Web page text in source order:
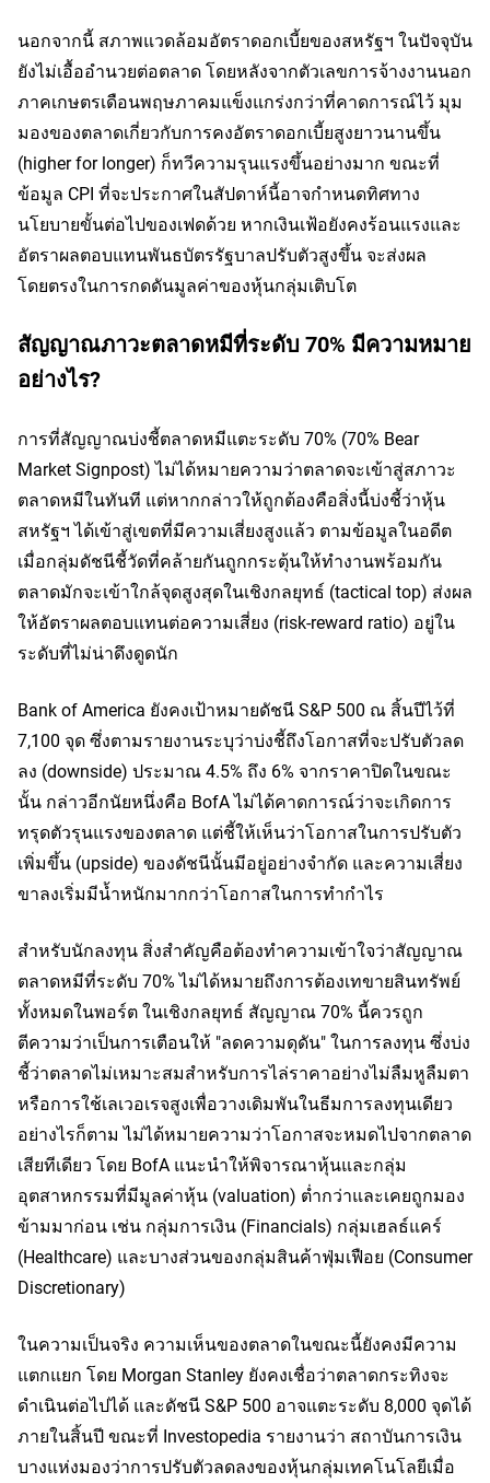
นอกจากนี้ สภาพแวดล้อมอัตราดอกเบี้ยของสหรัฐฯ ในปัจจุบัน
ยังไม่เอื้ออำนวยต่อตลาด โดยหลังจากตัวเลขการจ้างงานนอก
ภาคเกษตรเดือนพฤษภาคมแข็งแกร่งกว่าที่คาดการณ์ไว้ มุม
มองของตลาดเกี่ยวกับการคงอัตราดอกเบี้ยสูงยาวนานขึ้น
(higher for longer) ก็ทวีความรุนแรงขึ้นอย่างมาก ขณะที่
ข้อมูล CPI ที่จะประกาศในสัปดาห์นี้อาจกำหนดทิศทาง
นโยบายขั้นต่อไปของเฟดด้วย หากเงินเฟ้อยังคงร้อนแรงและ
อัตราผลตอบแทนพันธบัตรรัฐบาลปรับตัวสูงขึ้น จะส่งผล
โดยตรงในการกดดันมูลค่าของหุ้นกลุ่มเติบโต
สัญญาณภาวะตลาดหมีที่ระดับ 70% มีความหมาย
อย่างไร?
การที่สัญญาณบ่งชี้ตลาดหมีแตะระดับ 70% (70% Bear
Market Signpost) ไม่ได้หมายความว่าตลาดจะเข้าสู่สภาวะ
ตลาดหมีในทันที แต่หากกล่าวให้ถูกต้องคือสิ่งนี้บ่งชี้ว่าหุ้น
สหรัฐฯ ได้เข้าสู่เขตที่มีความเสี่ยงสูงแล้ว ตามข้อมูลในอดีต
เมื่อกลุ่มดัชนีชี้วัดที่คล้ายกันถูกกระตุ้นให้ทำงานพร้อมกัน
ตลาดมักจะเข้าใกล้จุดสูงสุดในเชิงกลยุทธ์ (tactical top) ส่งผล
ให้อัตราผลตอบแทนต่อความเสี่ยง (risk-reward ratio) อยู่ใน
ระดับที่ไม่น่าดึงดูดนัก
Bank of America ยังคงเป้าหมายดัชนี S&P 500 ณ สิ้นปีไว้ที่
7,100 จุด ซึ่งตามรายงานระบุว่าบ่งชี้ถึงโอกาสที่จะปรับตัวลด
ลง (downside) ประมาณ 4.5% ถึง 6% จากราคาปิดในขณะ
นั้น กล่าวอีกนัยหนึ่งคือ BofA ไม่ได้คาดการณ์ว่าจะเกิดการ
ทรุดตัวรุนแรงของตลาด แต่ชี้ให้เห็นว่าโอกาสในการปรับตัว
เพิ่มขึ้น (upside) ของดัชนีนั้นมีอยู่อย่างจำกัด และความเสี่ยง
ขาลงเริ่มมีน้ำหนักมากกว่าโอกาสในการทำกำไร
สำหรับนักลงทุน สิ่งสำคัญคือต้องทำความเข้าใจว่าสัญญาณ
ตลาดหมีที่ระดับ 70% ไม่ได้หมายถึงการต้องเทขายสินทรัพย์
ทั้งหมดในพอร์ต ในเชิงกลยุทธ์ สัญญาณ 70% นี้ควรถูก
ตีความว่าเป็นการเตือนให้ "ลดความดุดัน" ในการลงทุน ซึ่งบ่ง
ชี้ว่าตลาดไม่เหมาะสมสำหรับการไล่ราคาอย่างไม่ลืมหูลืมตา
หรือการใช้เลเวอเรจสูงเพื่อวางเดิมพันในธีมการลงทุนเดียว
อย่างไรก็ตาม ไม่ได้หมายความว่าโอกาสจะหมดไปจากตลาด
เสียทีเดียว โดย BofA แนะนำให้พิจารณาหุ้นและกลุ่ม
อุตสาหกรรมที่มีมูลค่าหุ้น (valuation) ต่ำกว่าและเคยถูกมอง
ข้ามมาก่อน เช่น กลุ่มการเงิน (Financials) กลุ่มเฮลธ์แคร์
(Healthcare) และบางส่วนของกลุ่มสินค้าฟุ่มเฟือย (Consumer
Discretionary)
ในความเป็นจริง ความเห็นของตลาดในขณะนี้ยังคงมีความ
แตกแยก โดย Morgan Stanley ยังคงเชื่อว่าตลาดกระทิงจะ
ดำเนินต่อไปได้ และดัชนี S&P 500 อาจแตะระดับ 8,000 จุดได้
ภายในสิ้นปี ขณะที่ Investopedia รายงานว่า สถาบันการเงิน
บางแห่งมองว่าการปรับตัวลดลงของหุ้นกลุ่มเทคโนโลยีเมื่อ